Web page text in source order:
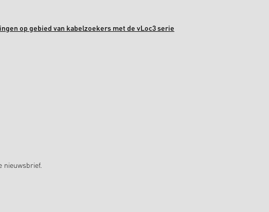
op gebied van kabelzoekers met de vLoc3 serie
nieuwsbrief.